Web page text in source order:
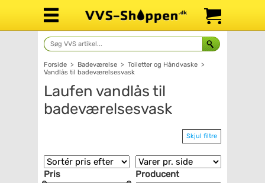
Forside > Badeværelse > Toiletter og Håndvaske >
Vandlås til badeværelsesvask
Laufen vandlås til
badeværelsesvask
Skjul filtre
Pris Producent